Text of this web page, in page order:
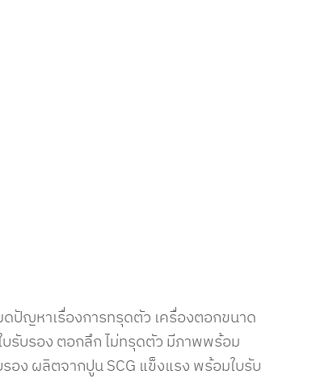
ปัญหาเรื่องการทรุดตัว เครื่องตอกขนาด
บรับรอง ตอกลึก ไม่ทรุดตัว มีภาพพร้อม
อง ผลิตจากปูน SCG แข็งแรง พร้อมใบรับ